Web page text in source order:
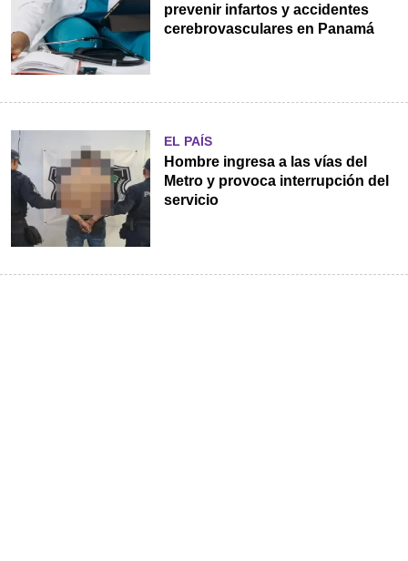
prevenir infartos y accidentes
cerebrovasculares en Panamá
EL PAÍS
Hombre ingresa a las vías del
Metro y provoca interrupción del
servicio